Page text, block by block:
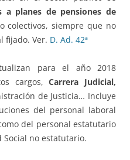
a planes de pensiones de
colectivos, siempre que no
fijado. Ver. D. Ad. 42ª
para el año 2018
cargos,Carrera Judicial,
de Justicia… Incluye
del personal laboral
del personal estatutario
no estatutario.